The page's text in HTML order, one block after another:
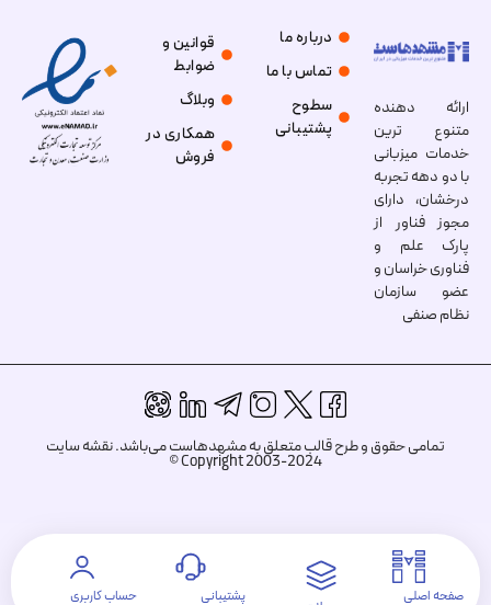
ارائه دهنده
متنوع ترین
خدمات میزبانی
با دو دهه تجربه
درخشان، دارای
مجوز فناور از
پارک علم و
فناوری خراسان و
عضو سازمان
نظام صنفی
درباره ما
تماس با ما
سطوح
پشتیبانی
قوانین و
ضوابط
وبلاگ
همکاری در
فروش
تمامی حقوق و طرح قالب متعلق به مشهدهاست می‌باشد.نقشه سایت
Copyright 2003-2024 ©
صفحه اصلی پشتیبانی حساب کاربری